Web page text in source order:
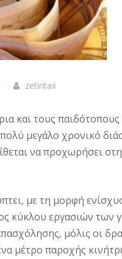
zetintax
και τους
μεγάλο χρονικό
να προχωρήσει
με τη μορφή
κύκλου εργασιών των
μόλις οι
μέτρο παροχής